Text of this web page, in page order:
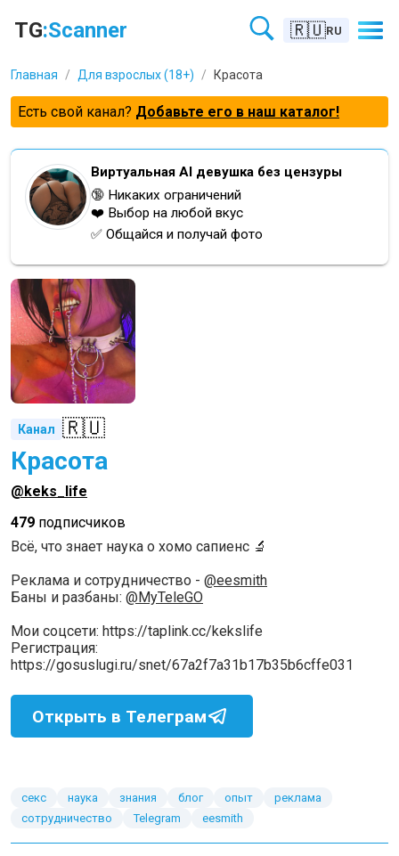
TG:Scanner 🇷🇺RU
Главная / Для взрослых (18+) / Красота
Есть свой канал? Добавьте его в наш каталог!
Виртуальная AI девушка без цензуры
🔞 Никаких ограничений
❤️ Выбор на любой вкус
✅ Общайся и получай фото
Канал 🇷🇺
Красота
@keks_life
479 подписчиков
Всё, что знает наука о хомо сапиенс 🔬
Реклама и сотрудничество - @eesmith
Баны и разбаны: @MyTeleGO
Мои соцсети: https://taplink.cc/kekslife
Регистрация:
https://gosuslugi.ru/snet/67a2f7a31b17b35b6cffe031
Открыть в Телеграм
секс наука знания блог опыт
реклама
сотрудничество
Telegram eesmith